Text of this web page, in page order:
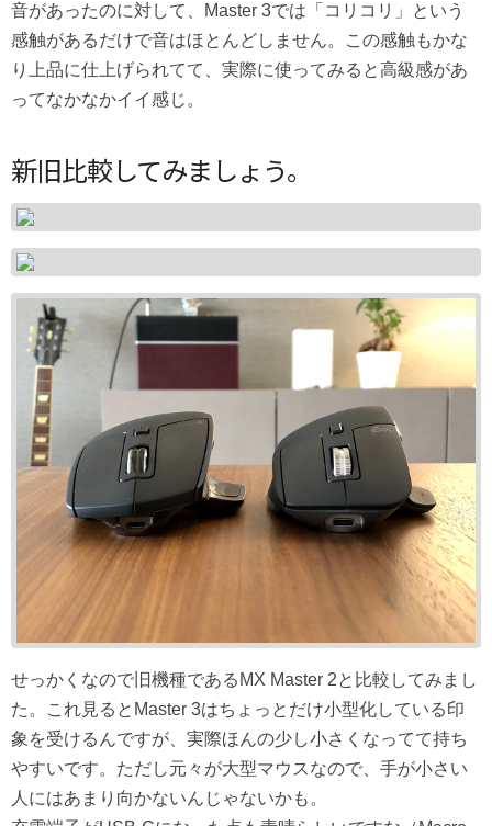
音があったのに対して、Master 3では「コリコリ」という
感触があるだけで音はほとんどしません。この感触もかな
り上品に仕上げられてて、実際に使ってみると高級感があ
ってなかなかイイ感じ。
新旧比較してみましょう。
せっかくなので旧機種であるMX Master 2と比較してみまし
た。これ見るとMaster 3はちょっとだけ小型化している印
象を受けるんですが、実際ほんの少し小さくなってて持ち
やすいです。ただし元々が大型マウスなので、手が小さい
人にはあまり向かないんじゃないかも。